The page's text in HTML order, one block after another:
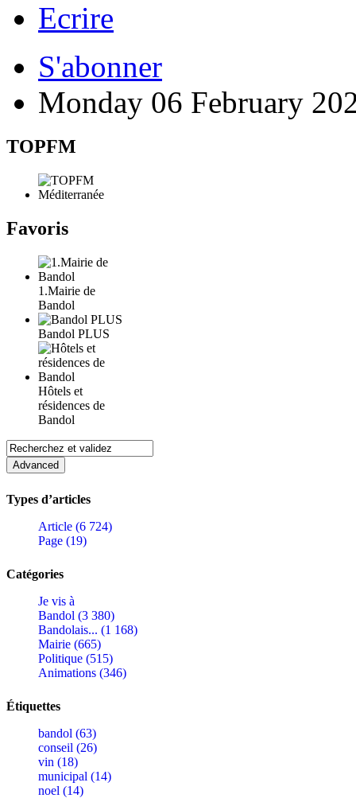
Ecrire
S'abonner
Monday 06 February
TOPFM
Favoris
1.Mairie de
Bandol
Bandol PLUS
Hôtels et
résidences de
Bandol
Types d’articles
Article (6 724)
Page (19)
Catégories
Je vis à
Bandol (3 380)
Bandolais... (1 168)
Mairie (665)
Politique (515)
Animations (346)
Étiquettes
bandol (63)
conseil (26)
vin (18)
municipal (14)
noel (14)